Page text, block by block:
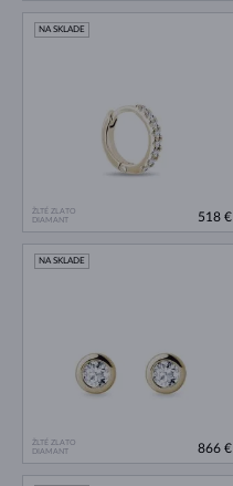
ŽLTÉ ZLATO
DIAMANT
NA SKLADE
518 €
ŽLTÉ ZLATO
DIAMANT
NA SKLADE
866 €